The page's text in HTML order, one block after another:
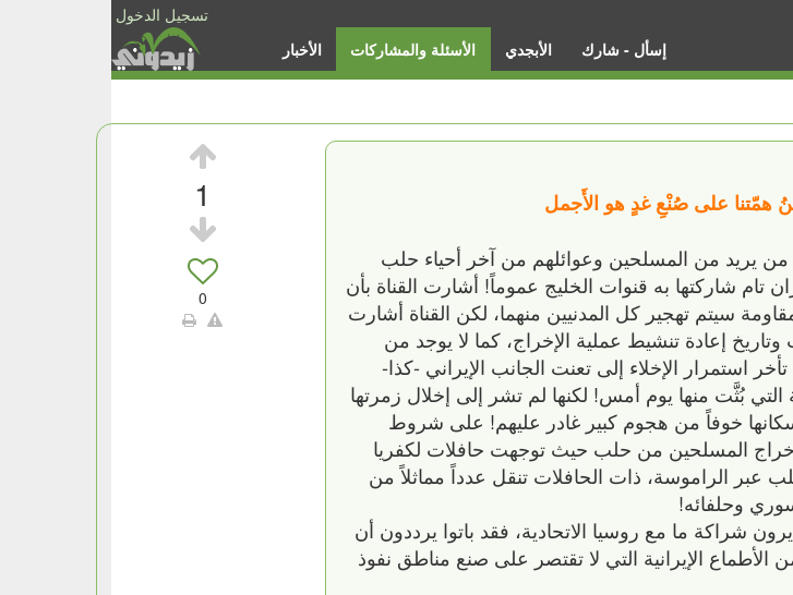
تسجيل الدخول
الأخبار الأسئلة والمشاركات الأبجدي إسأل - شارك
1
0
على صُنْعِ غدٍ هو الأَجمل
يريد من المسلحين وعوائلهم من آخر أحياء حلب
شاركتها به قنوات الخليج عموماً! أشارت القناة بأن
سيتم تهجير كل المدنيين منهما، لكن القناة أشارت
إعادة تنشيط عملية الإخراج، كما لا يوجد من
استمرار الإخلاء إلى تعنت الجانب الإيراني -كذا-
التي بُثَّت منها يوم أمس! لكنها لم تشر إلى إخلال زمرتها
سكانها خوفاً من هجوم كبير غادر عليهم! على شروط
المسلحين من حلب حيث توجهت حافلات لكفريا
عبر الراموسة، ذات الحافلات تنقل عدداً مماثلاً من
شراكة ما مع روسيا الاتحادية، فقد باتوا يرددون أن
الإيرانية التي لا تقتصر على صنع مناطق نفوذ